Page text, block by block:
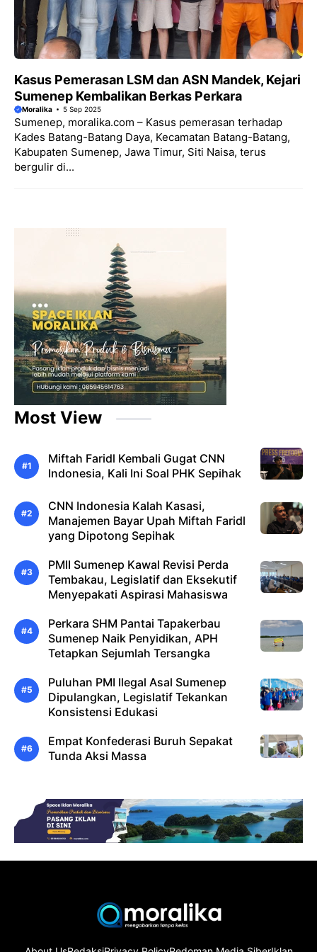
Kasus Pemerasan LSM dan ASN Mandek, Kejari
Sumenep Kembalikan Berkas Perkara
Moralika 5 Sep 2025
Sumenep, moralika.com – Kasus pemerasan terhadap
Kades Batang-Batang Daya, Kecamatan Batang-Batang,
Kabupaten Sumenep, Jawa Timur, Siti Naisa, terus
bergulir di...
Most View
Miftah Faridl Kembali Gugat CNN
Indonesia, Kali Ini Soal PHK Sepihak
CNN Indonesia Kalah Kasasi,
Manajemen Bayar Upah Miftah Faridl
yang Dipotong Sepihak
PMII Sumenep Kawal Revisi Perda
Tembakau, Legislatif dan Eksekutif
Menyepakati Aspirasi Mahasiswa
Perkara SHM Pantai Tapakerbau
Sumenep Naik Penyidikan, APH
Tetapkan Sejumlah Tersangka
Puluhan PMI Ilegal Asal Sumenep
Dipulangkan, Legislatif Tekankan
Konsistensi Edukasi
Empat Konfederasi Buruh Sepakat
Tunda Aksi Massa